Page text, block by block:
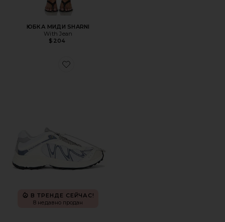
ЮБКА МИДИ SHARNI
With Jean
$204
Favorite КРОССОВКИ XT-WHISPER
В ТРЕНДЕ СЕЙЧАС!
8 недавно продан